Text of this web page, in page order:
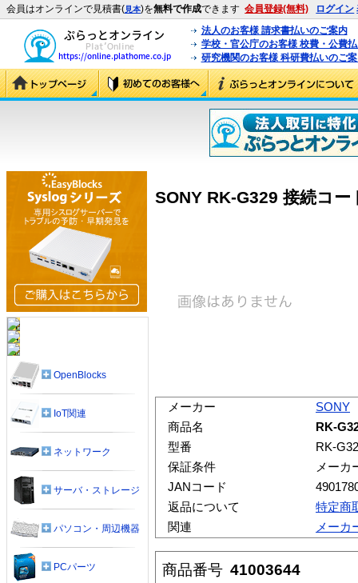
会員はオンラインで見積書(見本)を無料で作成できます 会員登録(無料) ログイン
法人のお客様 請求書払いのご案内
学校・官公庁のお客様 校費・公費
研究機関のお客様 科研費払いのご
SONY RK-G329 接続コ
メーカー
SONY
商品名
RK-
型番
RK-
保証条件
メーカ
JANコード
返品について
特定商
関連
メーカ
商品番号 41003644
OpenBlocks
IoT関連
ネットワーク
サーバ・ストレージ
パソコン・周辺機器
PCパーツ